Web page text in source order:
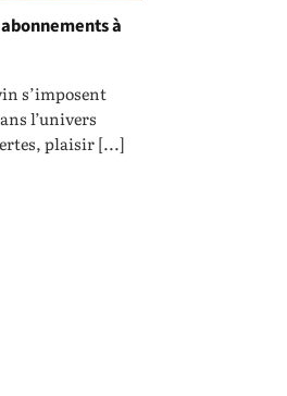
à
s’imposent
l’univers
plaisir [...]